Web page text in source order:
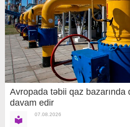
Avropada təbii qaz bazarında
davam edir
07.08.2026